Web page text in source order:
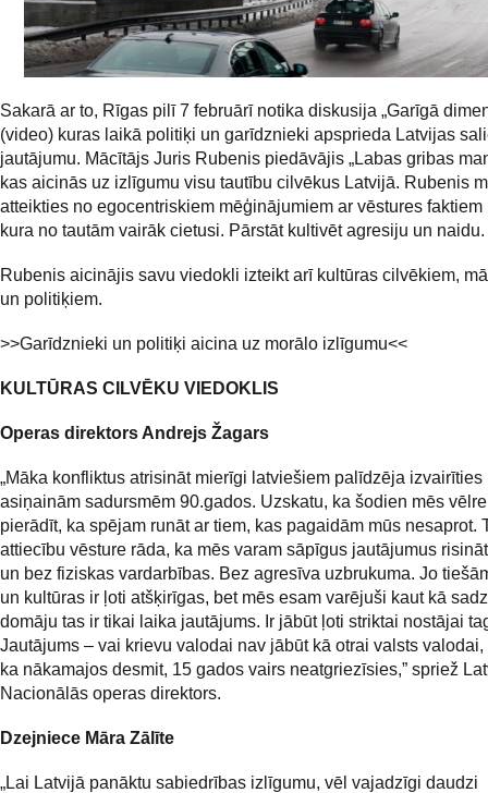
Sakarā ar to, Rīgas pilī 7 februārī notika diskusija „Garīgā
(video) kuras laikā politiķi un garīdznieki apsprieda Latvijas
jautājumu. Mācītājs Juris Rubenis piedāvājis „Labas gribas
kas aicinās uz izlīgumu visu tautību cilvēkus Latvijā. Rubenis
atteikties no egocentriskiem mēģinājumiem ar vēstures faktiem
kura no tautām vairāk cietusi. Pārstāt kultivēt agresiju un naidu.
Rubenis aicinājis savu viedokli izteikt arī kultūras cilvēkiem,
un politiķiem.
>>Garīdznieki un politiķi aicina uz morālo izlīgumu<<
KULTŪRAS CILVĒKU VIEDOKLIS
Operas direktors Andrejs Žagars
„Māka konfliktus atrisināt mierīgi latviešiem palīdzēja izvairīties
asiņainām sadursmēm 90.gados. Uzskatu, ka šodien mēs
pierādīt, ka spējam runāt ar tiem, kas pagaidām mūs nesaprot.
attiecību vēsture rāda, ka mēs varam sāpīgus jautājumus
un bez fiziskas vardarbības. Bez agresīva uzbrukuma. Jo
un kultūras ir ļoti atšķirīgas, bet mēs esam varējuši kaut kā
domāju tas ir tikai laika jautājums. Ir jābūt ļoti striktai nostājai
Jautājums – vai krievu valodai nav jābūt kā otrai valsts valodai,
ka nākamajos desmit, 15 gados vairs neatgriezīsies,” spriež
Nacionālās operas direktors.
Dzejniece Māra Zālīte
„Lai Latvijā panāktu sabiedrības izlīgumu, vēl vajadzīgi daudzi